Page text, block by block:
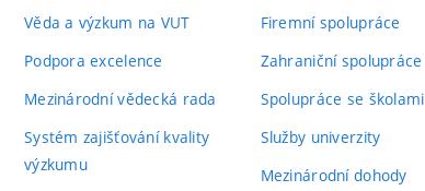
Věda a výzkum na VUT
Podpora excelence
Mezinárodní vědecká rada
Systém zajišťování kvality
výzkumu
Firemní spolupráce
Zahraniční spolupráce
Spolupráce se školami
Služby univerzity
Mezinárodní dohody